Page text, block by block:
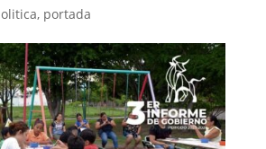
, portada